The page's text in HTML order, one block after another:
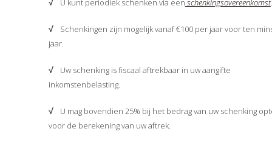
√ U kunt periodiek schenken via een schenkingsovereenkomst.
√ Schenkingen zijn mogelijk vanaf €100 per jaar voor ten
jaar.
√ Uw schenking is fiscaal aftrekbaar in uw aangifte
inkomstenbelasting.
√ U mag bovendien 25% bij het bedrag van uw schenking
voor de berekening van uw aftrek.